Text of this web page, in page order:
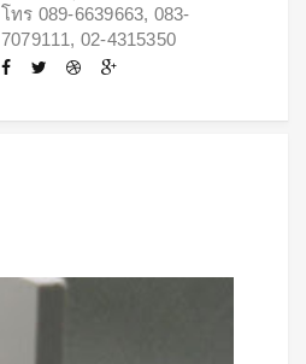
โทร 089-6639663, 083-
7079111, 02-4315350